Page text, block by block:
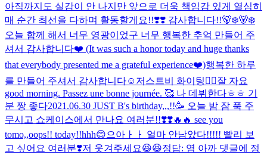
아직까지도 실감이 안 나지만 앞으로 더욱 책임감 있게 열심히
매 순간 최선을 다하며 활동할게요!!❣️❣️️ 감사합니다!!🐻‍❄️🐻‍❄️
오늘 함께 해서 너무 영광이었구 너무 행복한 추억 만들어 주
셔서 감사합니다❤️ (It was such a honor today and huge thanks
that everybody presented me a grateful experience❤️)행복한 하루
를 만들어 주셔서 감사합니다☺️저스트비 화이팅❤️‍🔥잘 자요
good morning. Passez une bonne journée. 🥰 나 데뷔한다ㅎㅎ 기
분 짱 좋다2021.06.30 JUST B's birthday,,,!!🥳 오늘 밤 잠 푹 주
무시고 쇼케이스에서 만나요 여러분!!❣️❣️🔥🔥 see you
tomo,,oops!! today!!hhh😊으아ㅏㅏ 얼마 안남았다!!!!! 빨리 보
고 싶어요 여러분❣️저 웃겨주세요😆😆정답: 염 아까 댓글에 정